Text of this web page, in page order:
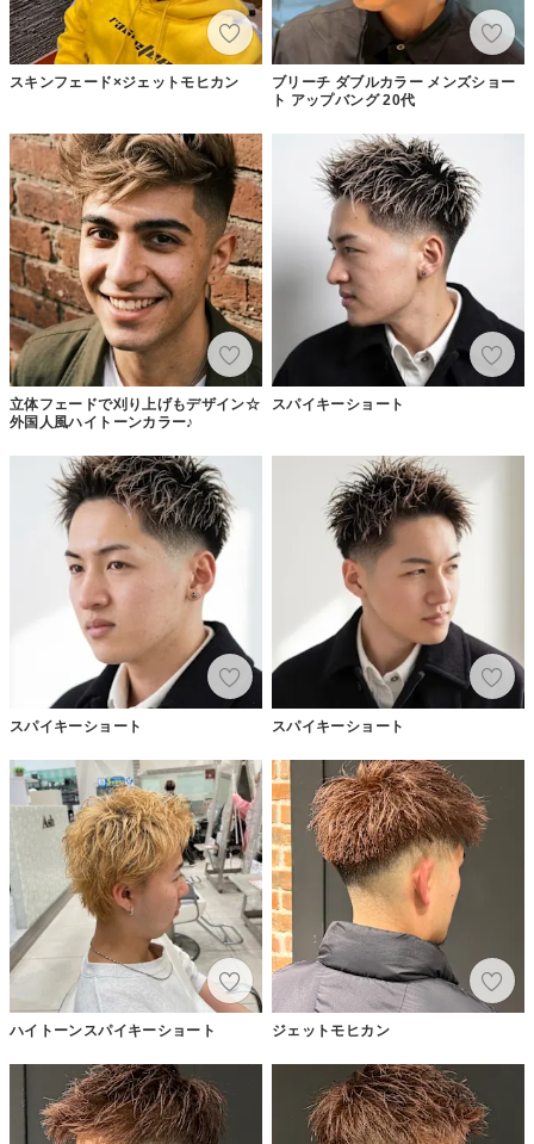
スキンフェード×ジェットモヒカン
ブリーチ ダブルカラー メンズショー
ト アップバング 20代
立体フェードで刈り上げもデザイン☆
外国人風ハイトーンカラー♪
スパイキーショート
スパイキーショート スパイキーショート
ハイトーンスパイキーショート ジェットモヒカン